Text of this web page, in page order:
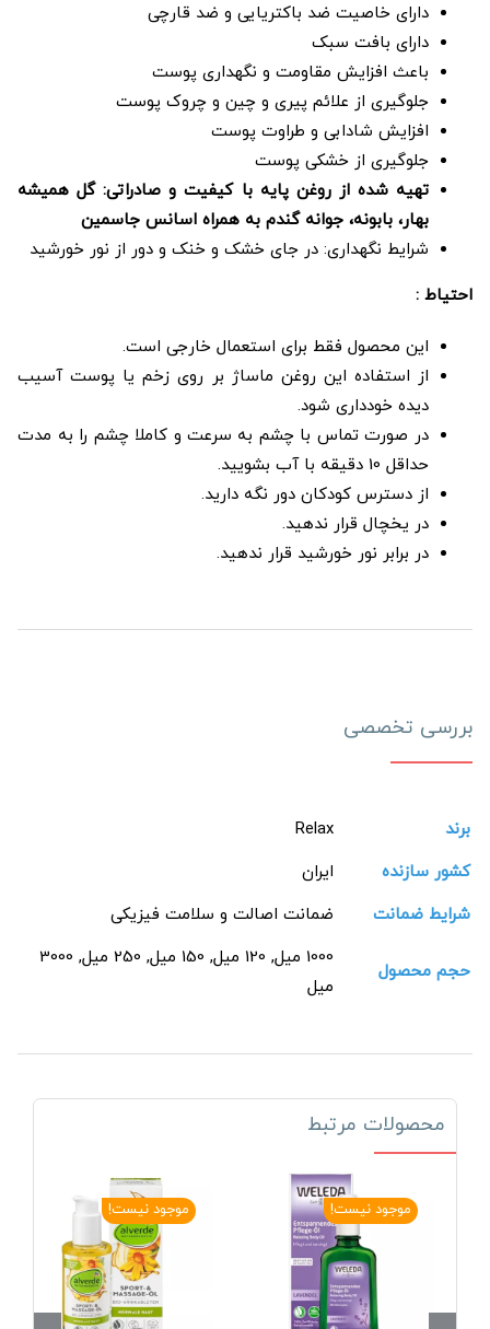
دارای خاصیت ضد باکتریایی و ضد قارچی
دارای بافت سبک
باعث افزایش مقاومت و نگهداری پوست
جلوگیری از علائم پیری و چین و چروک پوست
افزایش شادابی و طراوت پوست
جلوگیری از خشکی پوست
تهیه شده از روغن پایه با کیفیت و صادراتی: گل همیشه
بهار، بابونه، جوانه گندم به همراه اسانس جاسمین
شرایط نگهداری: در جای خشک و خنک و دور از نور خورشید
احتیاط :
این محصول فقط برای استعمال خارجی است.
از استفاده این روغن ماساژ بر روی زخم یا پوست آسیب
دیده خودداری شود.
در صورت تماس با چشم به سرعت و کاملا چشم را به مدت
حداقل 10 دقیقه با آب بشویید.
از دسترس کودکان دور نگه دارید.
در یخچال قرار ندهید.
در برابر نور خورشید قرار ندهید.
بررسی تخصصی
برند
Relax
کشور سازنده
ایران
شرایط ضمانت
ضمانت اصالت و سلامت فیزیکی
حجم محصول
1000 میل, 120 میل, 150 میل, 250 میل, 3000
میل
محصولات مرتبط
موجود نیست! موجود نیست!